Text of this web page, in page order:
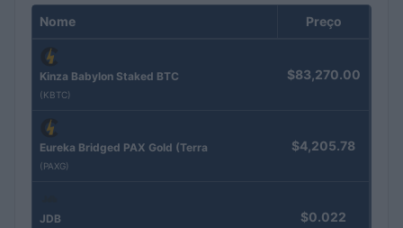
Nome Preço
Kinza Babylon Staked BTC
(KBTC)
$83,270.00
Eureka Bridged PAX Gold (Terra
(PAXG)
$4,205.78
JDB $0.022